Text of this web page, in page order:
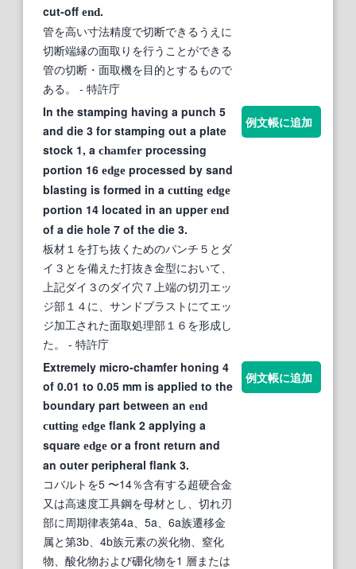
cut-off end.
管を高い寸法精度で切断できるうえに
切断端縁の面取りを行うことができる
管の切断・面取機を目的とするもので
ある。
- 特許庁
In the stamping having a punch 5
and die 3 for stamping out a plate
stock 1, a chamfer processing
portion 16 edge processed by sand
blasting is formed in a cutting edge
portion 14 located in an upperend
of a die hole 7 of the die 3.
板材１を打ち抜くためのパンチ５とダ
イ３とを備えた打抜き金型において、
上記ダイ３のダイ穴７上端の切刃エッ
ジ部１４に、サンドブラストにてエッ
ジ加工された面取処理部１６を形成し
た。
- 特許庁
例文帳に追加
Extremely micro-chamfer honing 4
of 0.01 to 0.05 mm is applied to the
boundary part between an end
cutting edge flank 2 applying a
square edge or a front return and
an outer peripheral flank 3.
コバルトを5 〜14％含有する超硬合金
又は高速度工具鋼を母材とし、切れ刃
部に周期律表第4a、5a、6a族遷移金
属と第3b、4b族元素の炭化物、窒化
物、酸化物および硼化物を1 層または
例文帳に追加